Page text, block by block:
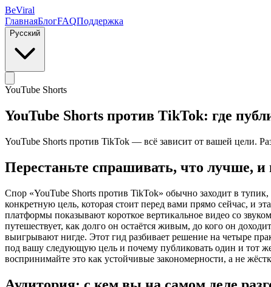
BeViral
ГлавнаяБлогFAQПоддержка
Русский
YouTube Shorts
YouTube Shorts против TikTok: где
YouTube Shorts против TikTok — всё зависит от вашей цели.
Перестаньте спрашивать, что лучше,
Спор «YouTube Shorts против TikTok» обычно заходит в
конкретную цель, которая стоит перед вами прямо сейчас, и
платформы показывают короткое вертикальное видео со
путешествует, как долго он остаётся живым, до кого он
выигрывают нигде. Этот гид разбивает решение на четыре
под вашу следующую цель и почему публиковать один и тот
воспринимайте это как устойчивые закономерности, а не